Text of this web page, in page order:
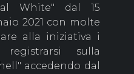
White" dal 15
2021 con molte
alla iniziativa i
sulla
accedendo dal